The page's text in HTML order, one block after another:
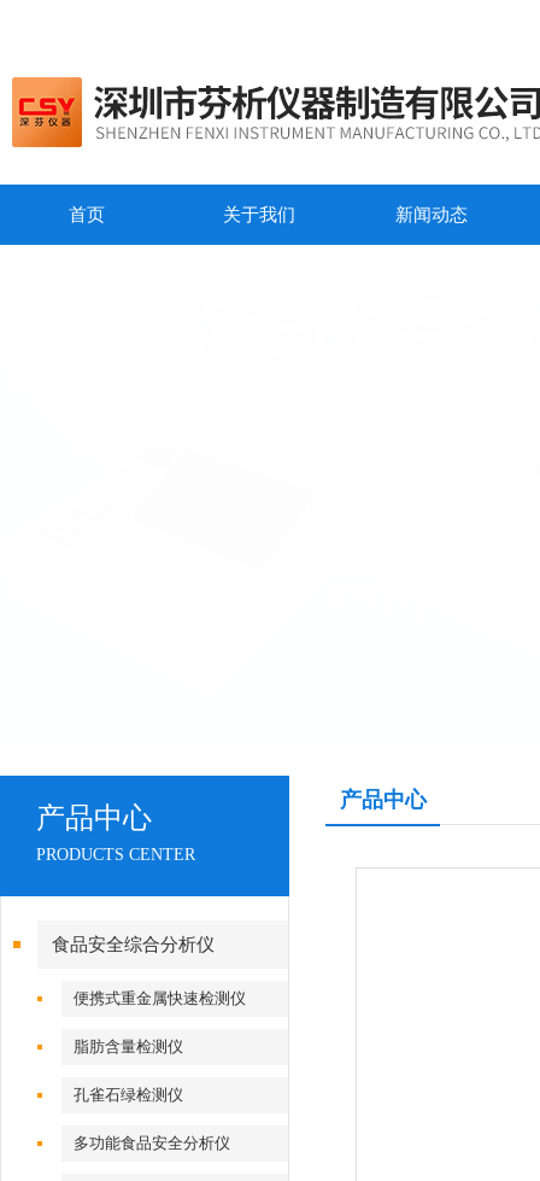
首页 关于我们 新闻动态
产品中心
PRODUCTS CENTER
食品安全综合分析仪
便携式重金属快速检测仪
脂肪含量检测仪
孔雀石绿检测仪
多功能食品安全分析仪
产品中心